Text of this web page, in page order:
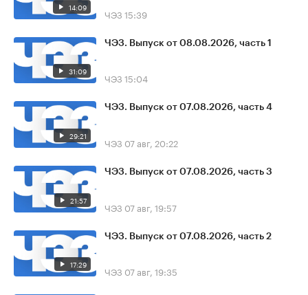
14:09 ЧЭЗ 15:39
31:09
ЧЭЗ. Выпуск от 08.08.2026, часть 1
ЧЭЗ 15:04
29:21
ЧЭЗ. Выпуск от 07.08.2026, часть 4
ЧЭЗ 07 авг, 20:22
21:57
ЧЭЗ. Выпуск от 07.08.2026, часть 3
ЧЭЗ 07 авг, 19:57
17:29
ЧЭЗ. Выпуск от 07.08.2026, часть 2
ЧЭЗ 07 авг, 19:35